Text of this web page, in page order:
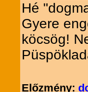
Hé
Gyere
köcsög!
Előzmény: